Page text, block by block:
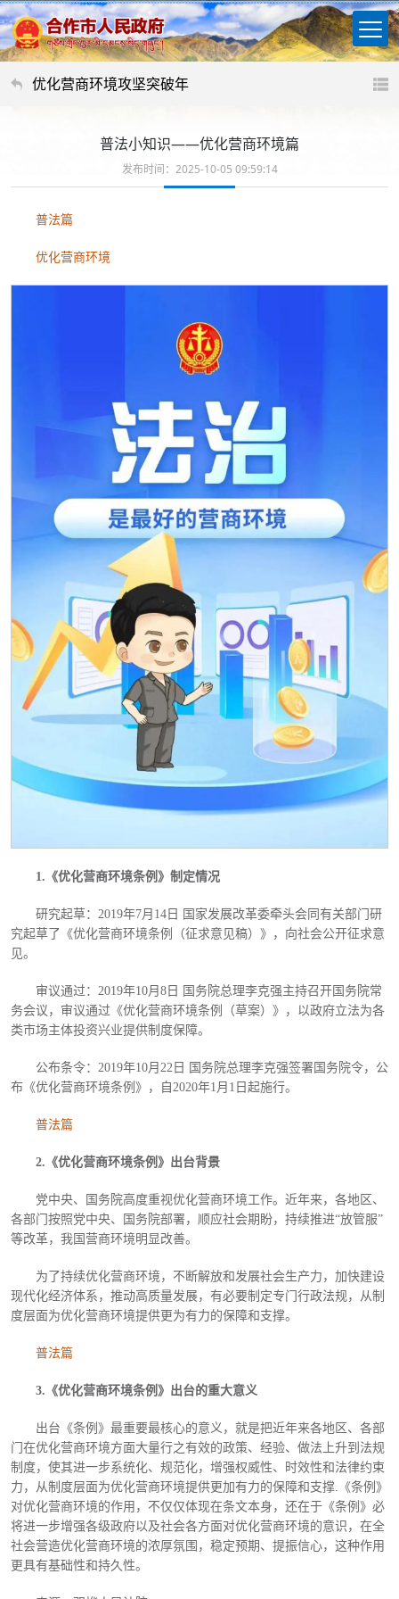
优化营商环境攻坚突破年
普法小知识——优化营商环境篇
发布时间：2025-10-05 09:59:14
普法篇
优化营商环境
1.《优化营商环境条例》制定情况
研究起草： 2019年7月14日 国家发展改革委牵头会同有关部门研
究起草了《优化营商环境条例（征求意见稿）》，向社会公开征求意
见。
审议通过： 2019年10月8日 国务院总理李克强主持召开国务院常
务会议，审议通过《优化营商环境条例（草案）》，以政府立法为各
类市场主体投资兴业提供制度保障。
公布条令： 2019年10月22日 国务院总理李克强签署国务院令，公
布《优化营商环境条例》，自2020年1月1日起施行。
普法篇
2.《优化营商环境条例》出台背景
党中央、国务院高度重视优化营商环境工作。近年来，各地区、
各部门按照党中央、国务院部署，顺应社会期盼，持续推进“放管服”
等改革，我国营商环境明显改善。
为了持续优化营商环境，不断解放和发展社会生产力，加快建设
现代化经济体系，推动高质量发展，有必要制定专门行政法规，从制
度层面为优化营商环境提供更为有力的保障和支撑。
普法篇
3.《优化营商环境条例》出台的重大意义
出台《条例》最重要最核心的意义，就是把近年来各地区、各部
门在优化营商环境方面大量行之有效的政策、经验、做法上升到法规
制度，使其进一步系统化、规范化，增强权威性、时效性和法律约束
力，从制度层面为优化营商环境提供更加有力的保障和支撑.《条例》
对优化营商环境的作用，不仅仅体现在条文本身，还在于《条例》必
将进一步增强各级政府以及社会各方面对优化营商环境的意识，在全
社会营造优化营商环境的浓厚氛围，稳定预期、提振信心，这种作用
更具有基础性和持久性。